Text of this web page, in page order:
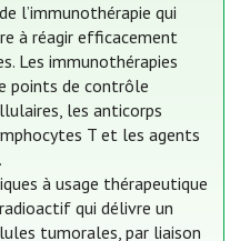
l’immunothérapie qui
à réagir efficacement
Les immunothérapies
points de contrôle
les anticorps
T et les agents
à usage thérapeutique
qui délivre un
tumorales, par liaison